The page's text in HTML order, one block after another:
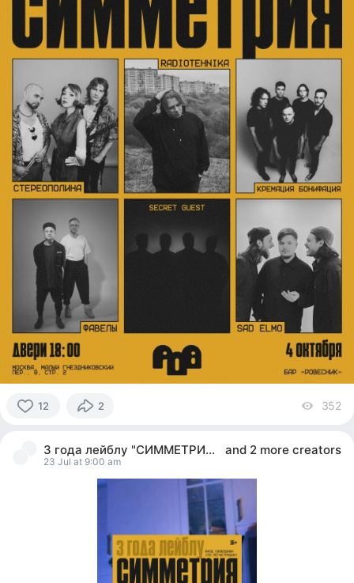
12
reacted
2 352
3 года лейблу "СИММЕТРИЯ." МСК/Ровесник/4.10 and 2 more creators
23 Jul at 9:00 am